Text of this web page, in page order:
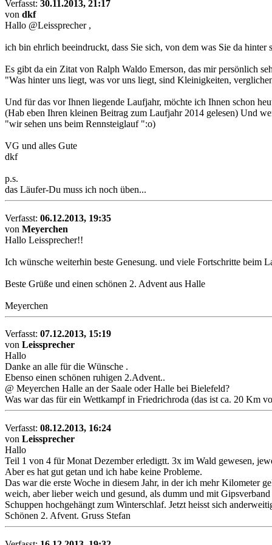
Verfasst: 30.11.2013, 21:17
von dkf
Hallo @Leissprecher ,
ich bin ehrlich beeindruckt, dass Sie sich, von dem was Sie da
Es gibt da ein Zitat von Ralph Waldo Emerson, das mir persönlich
"Was hinter uns liegt, was vor uns liegt, sind Kleinigkeiten,
Und für das vor Ihnen liegende Laufjahr, möchte ich Ihnen schon
(Hab eben Ihren kleinen Beitrag zum Laufjahr 2014 gelesen) Und
"wir sehen uns beim Rennsteiglauf ":o)
VG und alles Gute
dkf
p.s.
das Läufer-Du muss ich noch üben...
Verfasst: 06.12.2013, 19:35
von Meyerchen
Hallo Leissprecher!!
Ich wünsche weiterhin beste Genesung. und viele Fortschritte beim
Beste Grüße und einen schönen 2. Advent aus Halle
Meyerchen
Verfasst: 07.12.2013, 15:19
von Leissprecher
Hallo
Danke an alle für die Wünsche .
Ebenso einen schönen ruhigen 2.Advent..
@ Meyerchen Halle an der Saale oder Halle bei Bielefeld?
Was war das für ein Wettkampf in Friedrichroda (das ist ca. 20 Km
Verfasst: 08.12.2013, 16:24
von Leissprecher
Hallo
Teil 1 von 4 für Monat Dezember erledigtt. 3x im Wald gewesen,
Aber es hat gut getan und ich habe keine Probleme.
Das war die erste Woche in diesem Jahr, in der ich mehr Kilometer
weich, aber lieber weich und gesund, als dumm und mit
Schuppen hochgehängt zum Winterschlaf. Jetzt heisst sich
Schönen 2. Afvent. Gruss Stefan